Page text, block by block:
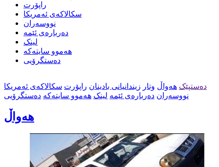
راپۆرت
سکالاکەی ئەمریکا
نووسەران
دەربارەی ئێمە
لینک
هەموو سایتەکە
دەستگرۆیی
دەستپێک هەواڵ وتار زیندانیانی بادینان راپۆرت سکالاکەی ئەمریکا
نووسەران دەربارەی ئێمە لینک هەموو سایتەکە دەستگرۆیی
هەواڵ